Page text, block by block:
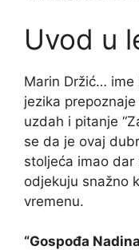
Uvod u
Marin Držić…
jezika
uzdah i pitanje
se da je ovaj
stoljeća imao
odjekuju snažno
vremenu.
“Gospođa